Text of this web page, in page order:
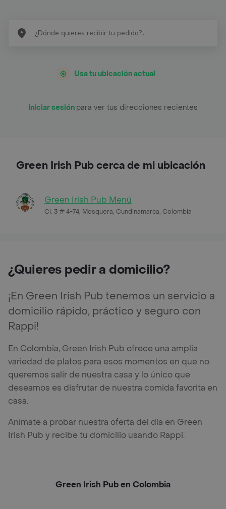
Usa tu ubicación actual
Iniciar sesión para ver tus direcciones recientes
Green Irish Pub cerca de mi ubicación
Green Irish Pub Menú
Cl. 3 # 4-74, Mosquera, Cundinamarca, Colombia
¿Quieres pedir a domicilio?
¡En Green Irish Pub tenemos un servicio a
domicilio rápido, práctico y seguro con
Rappi!
En Colombia, Green Irish Pub ofrece una amplia
variedad de platos para esos momentos en que no
queremos salir de nuestra casa y lo único que
deseamos es disfrutar de nuestra comida favorita en
casa.
Anímate a probar nuestra oferta del día en Green
Irish Pub y recibe tu domicilio usando Rappi.
Green Irish Pub en Colombia